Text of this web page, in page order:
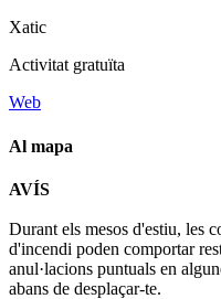
Xatic
Activitat gratuïta
Web
Al mapa
−
AVÍS
Durant els mesos d'estiu, les
d'incendi poden comportar
anul·lacions puntuals en
abans de desplaçar-te.